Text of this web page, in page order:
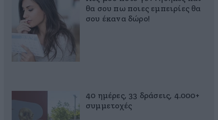
θα σου πω ποιες εμπειρίες θα
σου έκανα δώρο!
40 ημέρες, 33 δράσεις, 4.000+
συμμετοχές